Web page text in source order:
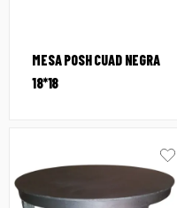
MESA POSH CUAD NEGRA
18*18